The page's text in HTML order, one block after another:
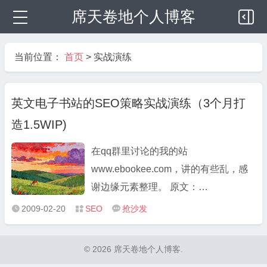
席天卷地个人博客
当前位置： 首页 > 实战演练
英文电子书站的SEO策略实战演练（3个月打
造1.5WIP)
在qq群里讨论的我的站
www.ebookee.com，讲的有些乱，感
谢边缘元素整理。 原文：
http://www.zixishi.net/bbs/
 2009-02-20  SEO  抢沙发
© 2026 席天卷地个人博客.